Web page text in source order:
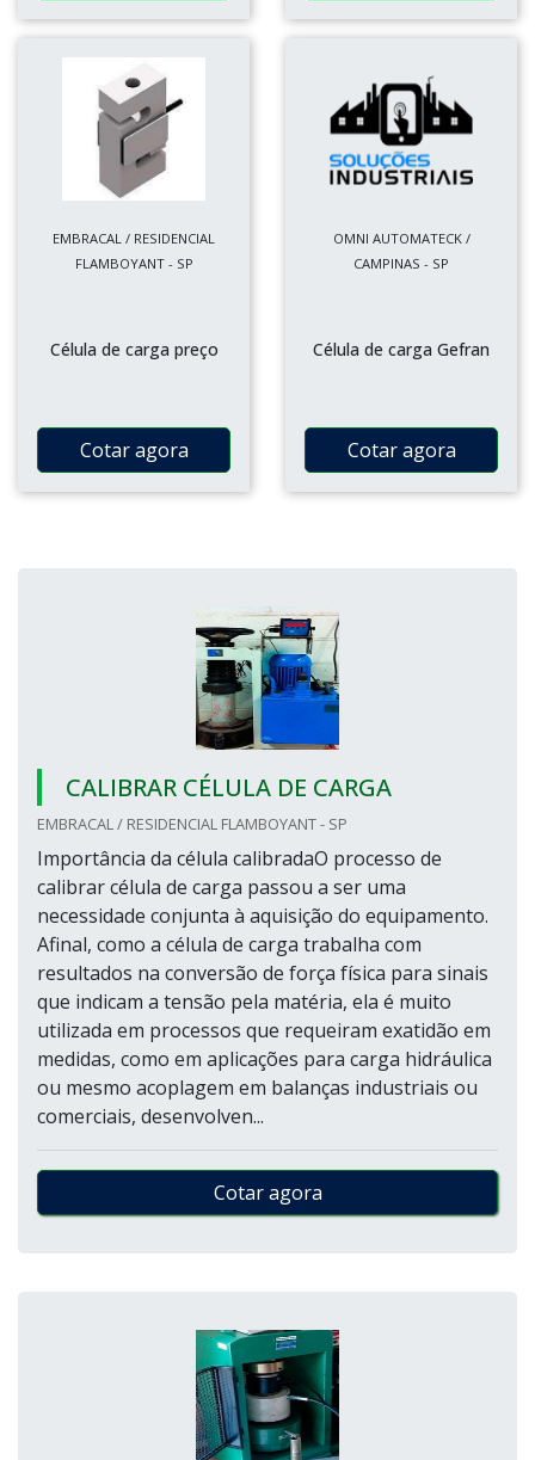
EMBRACAL / RESIDENCIAL
FLAMBOYANT - SP
Célula de carga preço
Cotar agora
OMNI AUTOMATECK /
CAMPINAS - SP
Célula de carga Gefran
Cotar agora
CALIBRAR CÉLULA DE CARGA
EMBRACAL / RESIDENCIAL FLAMBOYANT - SP
Importância da célula calibradaO processo de
calibrar célula de carga passou a ser uma
necessidade conjunta à aquisição do equipamento.
Afinal, como a célula de carga trabalha com
resultados na conversão de força física para sinais
que indicam a tensão pela matéria, ela é muito
utilizada em processos que requeiram exatidão em
medidas, como em aplicações para carga hidráulica
ou mesmo acoplagem em balanças industriais ou
comerciais, desenvolven...
Cotar agora